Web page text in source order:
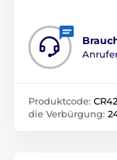
Produktcode:
die Verbürgung: